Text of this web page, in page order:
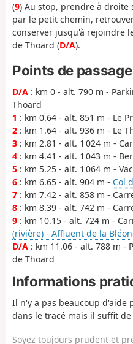
(9) Au stop, prendre à droite
par le petit chemin,
conserver jusqu'à rejoindre
de Thoard (D/A).
Points de passage
D/A : km 0 - alt. 790 m -
Thoard
1 : km 0.64 - alt. 851 m - Le
2 : km 1.64 - alt. 936 m - Le
3 : km 2.81 - alt. 1 024 m -
4 : km 4.41 - alt. 1 043 m -
5 : km 5.25 - alt. 1 064 m -
6 : km 6.65 - alt. 904 m - Col
7 : km 7.42 - alt. 858 m -
8 : km 8.39 - alt. 742 m -
9 : km 10.15 - alt. 724 m -
(rivière) - Affluent de la
D/A : km 11.06 - alt. 788 m -
de Thoard
Informations
Il n'y a pas beaucoup d'aide
dans le tracé mais il suffit de
Soyez toujours prudent et